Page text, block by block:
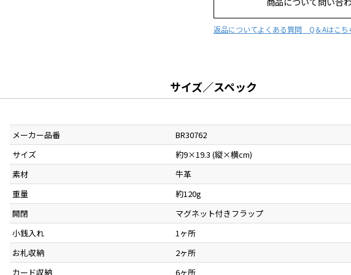
返品についてよくある質問 Q＆Aはこち
サイズ／スペック
メーカー品番
BR30762
サイズ
約9×19.3 (縦×横cm)
素材
牛革
重量
約120g
開閉
マグネット付きフラップ
小銭入れ
1ヶ所
お札収納
2ヶ所
カード収納
6ヶ所